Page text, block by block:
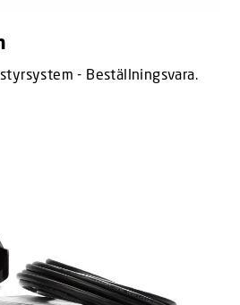
- Beställningsvara.